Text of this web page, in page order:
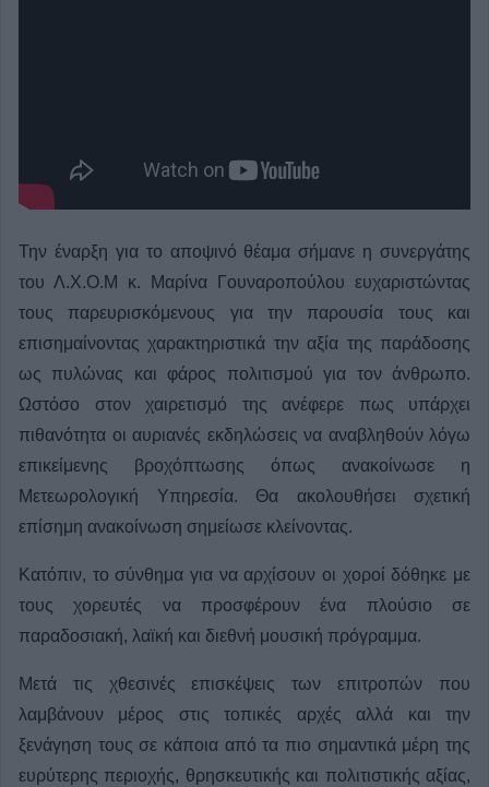
Την έναρξη για το αποψινό θέαμα σήμανε η συνεργάτης
του Λ.Χ.Ο.Μ κ. Μαρίνα Γουναροπούλου ευχαριστώντας
τους παρευρισκόμενους για την παρουσία τους και
επισημαίνοντας χαρακτηριστικά την αξία της παράδοσης
ως πυλώνας και φάρος πολιτισμού για τον άνθρωπο.
Ωστόσο στον χαιρετισμό της ανέφερε πως υπάρχει
πιθανότητα οι αυριανές εκδηλώσεις να αναβληθούν λόγω
επικείμενης βροχόπτωσης όπως ανακοίνωσε η
Μετεωρολογική Υπηρεσία. Θα ακολουθήσει σχετική
επίσημη ανακοίνωση σημείωσε κλείνοντας.
Κατόπιν, το σύνθημα για να αρχίσουν οι χοροί δόθηκε με
τους χορευτές να προσφέρουν ένα πλούσιο σε
παραδοσιακή, λαϊκή και διεθνή μουσική πρόγραμμα.
Μετά τις χθεσινές επισκέψεις των επιτροπών που
λαμβάνουν μέρος στις τοπικές αρχές αλλά και την
ξενάγηση τους σε κάποια από τα πιο σημαντικά μέρη της
ευρύτερης περιοχής, θρησκευτικής και πολιτιστικής αξίας,